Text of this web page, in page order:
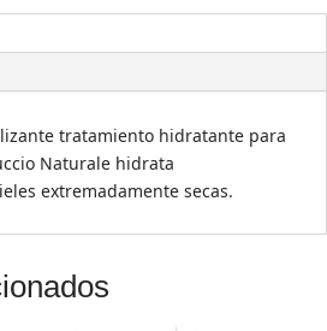
tratamiento hidratante para
Naturale hidrata
extremadamente secas.